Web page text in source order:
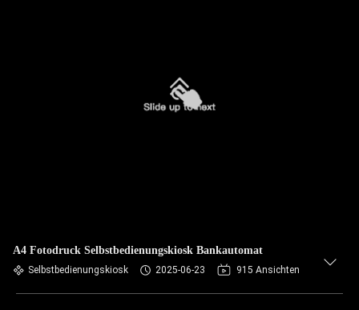
A4 Fotodruck Selbstbedienungskiosk Bankautomat
Selbstbedienungskiosk 2025-06-23 915 Ansichten